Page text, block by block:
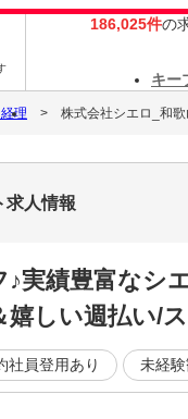
186,025件の
キー
理 株式会社シエロ_和
求人情報
績豊富なシ
しい週払い/
社員登用あり 未経